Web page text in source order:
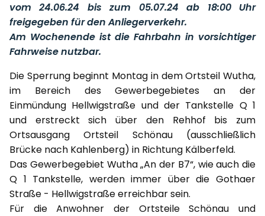
vom 24.06.24 bis zum 05.07.24 ab 18:00 Uhr
freigegeben für den Anliegerverkehr.
Am Wochenende ist die Fahrbahn in vorsichtiger
Fahrweise nutzbar.
Die Sperrung beginnt Montag in dem Ortsteil Wutha,
im Bereich des Gewerbegebietes an der
Einmündung Hellwigstraße und der Tankstelle Q 1
und erstreckt sich über den Rehhof bis zum
Ortsausgang Ortsteil Schönau (ausschließlich
Brücke nach Kahlenberg) in Richtung Kälberfeld.
Das Gewerbegebiet Wutha „An der B7“, wie auch die
Q 1 Tankstelle, werden immer über die Gothaer
Straße - Hellwigstraße erreichbar sein.
Für die Anwohner der Ortsteile Schönau und